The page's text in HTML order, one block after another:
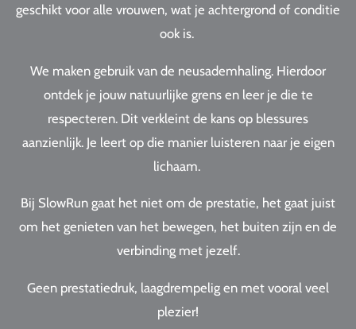
geschikt voor alle vrouwen, wat je achtergrond of conditie
ook is.
We maken gebruik van de neusademhaling. Hierdoor
ontdek je jouw natuurlijke grens en leer je die te
respecteren. Dit verkleint de kans op blessures
aanzienlijk. Je leert op die manier luisteren naar je eigen
lichaam.
Bij SlowRun gaat het niet om de prestatie, het gaat juist
om het genieten van het bewegen, het buiten zijn en de
verbinding met jezelf.
Geen prestatiedruk, laagdrempelig en met vooral veel
plezier!